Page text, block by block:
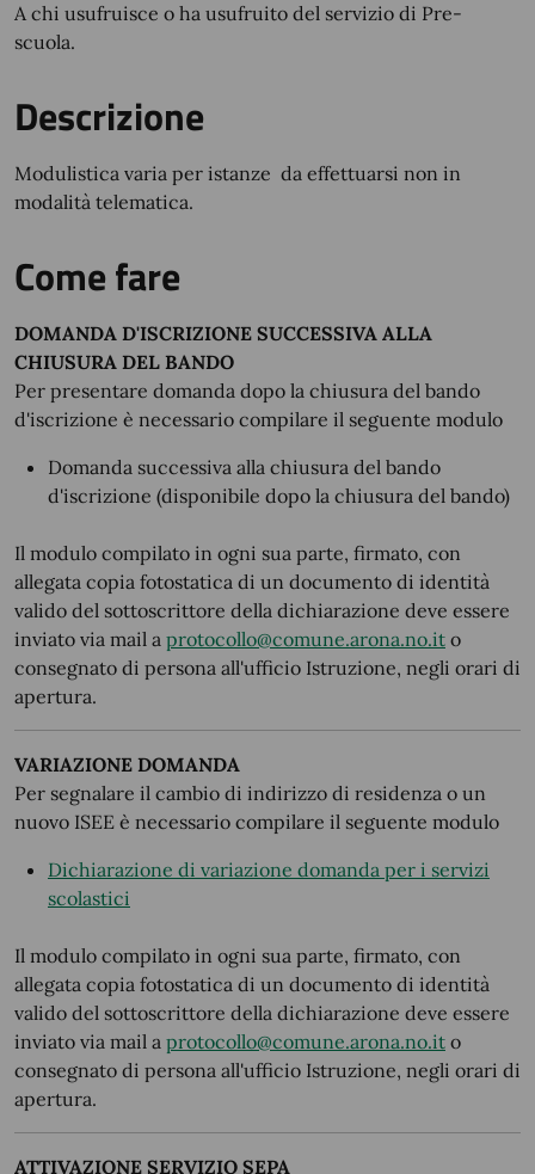
A chi usufruisce o ha usufruito del servizio di Pre-
scuola.
Descrizione
Modulistica varia per istanze da effettuarsi non in
modalità telematica.
Come fare
DOMANDA D'ISCRIZIONE SUCCESSIVA ALLA
CHIUSURA DEL BANDO
Per presentare domanda dopo la chiusura del bando
d'iscrizione è necessario compilare il seguente modulo
Domanda successiva alla chiusura del bando
d'iscrizione (disponibile dopo la chiusura del bando)
Il modulo compilato in ogni sua parte, firmato, con
allegata copia fotostatica di un documento di identità
valido del sottoscrittore della dichiarazione deve essere
inviato via mail a protocollo@comune.arona.no.it o
consegnato di persona all'ufficio Istruzione, negli orari di
apertura.
VARIAZIONE DOMANDA
Per segnalare il cambio di indirizzo di residenza o un
nuovo ISEE è necessario compilare il seguente modulo
Dichiarazione di variazione domanda per i servizi
scolastici
Il modulo compilato in ogni sua parte, firmato, con
allegata copia fotostatica di un documento di identità
valido del sottoscrittore della dichiarazione deve essere
inviato via mail a protocollo@comune.arona.no.it o
consegnato di persona all'ufficio Istruzione, negli orari di
apertura.
ATTIVAZIONE SERVIZIO SEPA